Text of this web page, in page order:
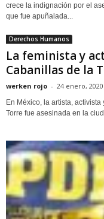
crece la indignación por el
que fue apuñalada...
Derechos Humanos
La feminista y
Cabanillas de la
werken rojo - 24 enero, 2020
En México, la artista,
Torre fue asesinada en la